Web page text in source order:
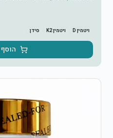
ויטמין D ויטמין K2 סידן